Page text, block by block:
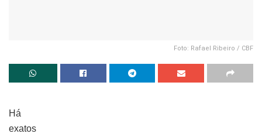
Foto: Rafael Ribeiro / CBF
Há
exatos